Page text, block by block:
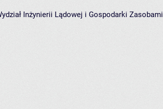
Inżynierii Lądowej i Gospodarki Zasobami